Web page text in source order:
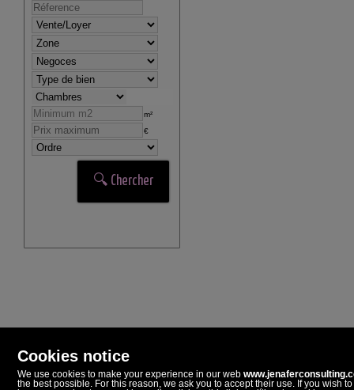
m²
€
Jenafer Consulting
Cookies notice
We use cookies to make your experience in our web
the best possible. For this reason, we ask you to accept their use. If you wish to